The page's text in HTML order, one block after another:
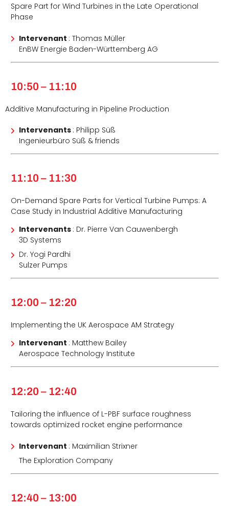
Spare Part for Wind Turbines in the Late Operational
Phase
Intervenant : Thomas Müller
EnBW Energie Baden-Württemberg AG
10:50 – 11:10
Additive Manufacturing in Pipeline Production
Intervenants : Philipp Süß
Ingenieurbüro Süß & friends
11:10 – 11:30
On-Demand Spare Parts for Vertical Turbine Pumps: A
Case Study in Industrial Additive Manufacturing
Intervenants : Dr. Pierre Van Cauwenbergh
3D Systems
Dr. Yogi Pardhi
Sulzer Pumps
12:00 – 12:20
Implementing the UK Aerospace AM Strategy
Intervenant : Matthew Bailey
Aerospace Technology Institute
12:20 – 12:40
Tailoring the influence of L-PBF surface roughness
towards optimized rocket engine performance
Intervenant : Maximilian Strixner
The Exploration Company
12:40 – 13:00